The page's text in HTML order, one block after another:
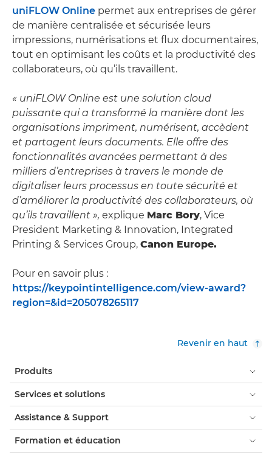
uniFLOW Online permet aux entreprises de gérer
de manière centralisée et sécurisée leurs
impressions, numérisations et flux documentaires,
tout en optimisant les coûts et la productivité des
collaborateurs, où qu’ils travaillent.
« uniFLOW Online est une solution cloud
puissante qui a transformé la manière dont les
organisations impriment, numérisent, accèdent
et partagent leurs documents. Elle offre des
fonctionnalités avancées permettant à des
milliers d’entreprises à travers le monde de
digitaliser leurs processus en toute sécurité et
d’améliorer la productivité des collaborateurs, où
qu’ils travaillent », explique Marc Bory, Vice
President Marketing & Innovation, Integrated
Printing & Services Group, Canon Europe.
Pour en savoir plus :
https://keypointintelligence.com/view-award?
region=&id=205078265117
Revenir en haut
Produits
Services et solutions
Assistance & Support
Formation et éducation